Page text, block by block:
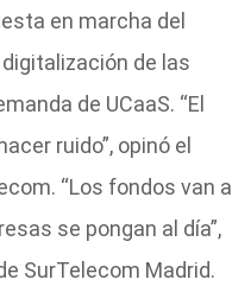
en marcha del
de las
de UCaaS. “El
ruido”, opinó el
“Los fondos van a
se pongan al día”,
SurTelecom Madrid.